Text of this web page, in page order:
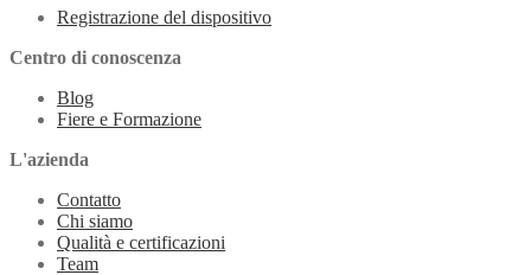
Registrazione del dispositivo
Centro di conoscenza
Blog
Fiere e Formazione
L'azienda
Contatto
Chi siamo
Qualità e certificazioni
Team